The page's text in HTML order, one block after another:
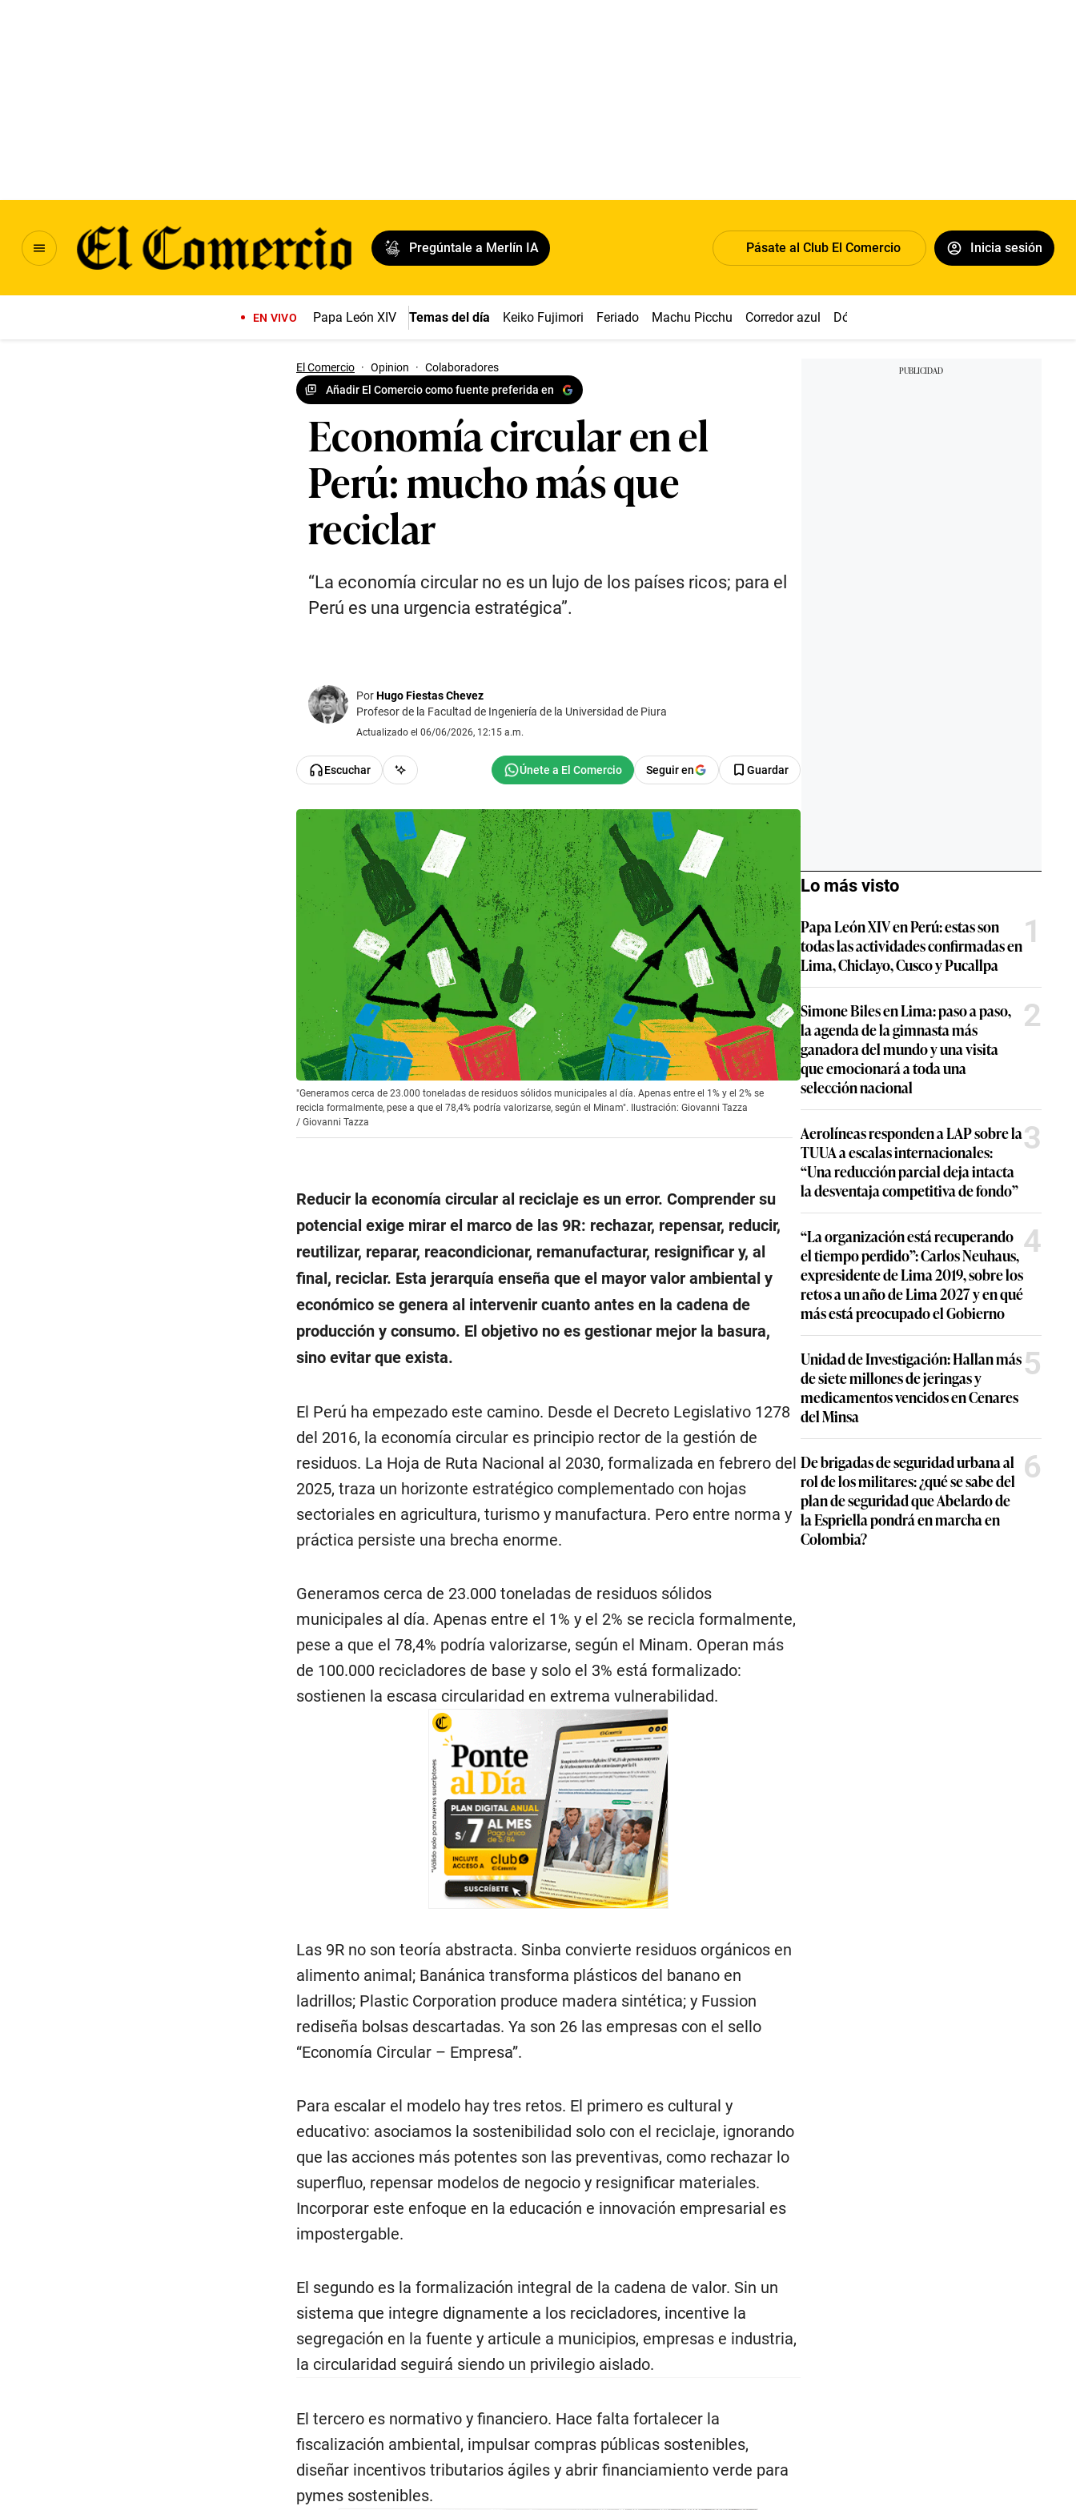
Pregúntale a Merlín IA Pásate al Club El Comercio Inicia sesión
EN VIVO Papa León XIV Temas del día Keiko Fujimori Feriado Machu Picchu Corredor azul Dólar
El Comercio · Opinion · Colaboradores
Añadir El Comercio como fuente preferida en
Economía circular en el
Perú: mucho más que
reciclar
“La economía circular no es un lujo de los países ricos; para el
Perú es una urgencia estratégica”.
PorHugo Fiestas Chevez
Profesor de la Facultad de Ingeniería de la Universidad de Piura
Actualizado el 06/06/2026, 12:15 a.m.
Escuchar Seguir en Guardar
"Generamos cerca de 23.000 toneladas de residuos sólidos municipales al día. Apenas entre el 1% y el 2% se
recicla formalmente, pese a que el 78,4% podría valorizarse, según el Minam". Ilustración: Giovanni Tazza
/ Giovanni Tazza
Reducir la economía circular al reciclaje es un error. Comprender su
potencial exige mirar el marco de las 9R: rechazar, repensar, reducir,
reutilizar, reparar, reacondicionar, remanufacturar, resignificar y, al
final, reciclar. Esta jerarquía enseña que el mayor valor ambiental y
económico se genera al intervenir cuanto antes en la cadena de
producción y consumo. El objetivo no es gestionar mejor la basura,
sino evitar que exista.
El Perú ha empezado este camino. Desde el Decreto Legislativo 1278
del 2016, la economía circular es principio rector de la gestión de
residuos. La Hoja de Ruta Nacional al 2030, formalizada en febrero del
2025, traza un horizonte estratégico complementado con hojas
sectoriales en agricultura, turismo y manufactura. Pero entre norma y
práctica persiste una brecha enorme.
Generamos cerca de 23.000 toneladas de residuos sólidos
municipales al día. Apenas entre el 1% y el 2% se recicla formalmente,
pese a que el 78,4% podría valorizarse, según el Minam. Operan más
de 100.000 recicladores de base y solo el 3% está formalizado:
sostienen la escasa circularidad en extrema vulnerabilidad.
Las 9R no son teoría abstracta. Sinba convierte residuos orgánicos en
alimento animal; Banánica transforma plásticos del banano en
ladrillos; Plastic Corporation produce madera sintética; y Fussion
rediseña bolsas descartadas. Ya son 26 las empresas con el sello
“Economía Circular – Empresa”.
Para escalar el modelo hay tres retos. El primero es cultural y
educativo: asociamos la sostenibilidad solo con el reciclaje, ignorando
que las acciones más potentes son las preventivas, como rechazar lo
superfluo, repensar modelos de negocio y resignificar materiales.
Incorporar este enfoque en la educación e innovación empresarial es
impostergable.
El segundo es la formalización integral de la cadena de valor. Sin un
sistema que integre dignamente a los recicladores, incentive la
segregación en la fuente y articule a municipios, empresas e industria,
la circularidad seguirá siendo un privilegio aislado.
El tercero es normativo y financiero. Hace falta fortalecer la
fiscalización ambiental, impulsar compras públicas sostenibles,
diseñar incentivos tributarios ágiles y abrir financiamiento verde para
pymes sostenibles.
Lo más visto
Papa León XIV en Perú: estas son
todas las actividades confirmadas en
Lima, Chiclayo, Cusco y Pucallpa
1
Simone Biles en Lima: paso a paso,
la agenda de la gimnasta más
ganadora del mundo y una visita
que emocionará a toda una
selección nacional
2
Aerolíneas responden a LAP sobre la
TUUA a escalas internacionales:
“Una reducción parcial deja intacta
la desventaja competitiva de fondo”
3
“La organización está recuperando
el tiempo perdido”: Carlos Neuhaus,
expresidente de Lima 2019, sobre los
retos a un año de Lima 2027 y en qué
más está preocupado el Gobierno
4
Unidad de Investigación: Hallan más
de siete millones de jeringas y
medicamentos vencidos en Cenares
del Minsa
5
De brigadas de seguridad urbana al
rol de los militares: ¿qué se sabe del
plan de seguridad que Abelardo de
la Espriella pondrá en marcha en
Colombia?
6